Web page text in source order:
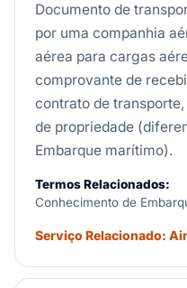
Documento de
por uma companhia
aérea para cargas
comprovante de
contrato de
de propriedade
Embarque marítimo).
Termos Relacionados:
Conhecimento de
Serviço Relacionado: